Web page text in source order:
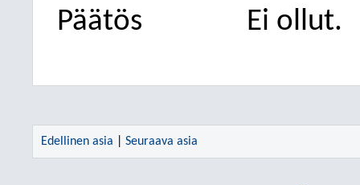
Päätös
Ei ollut.
Edellinen asia Seuraava asia